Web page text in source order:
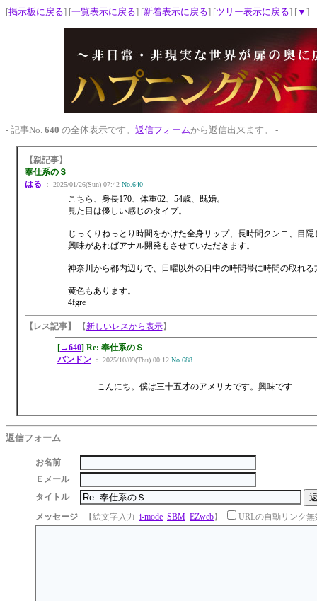
[掲示板に戻る] [一覧表示に戻る] [新着表示に戻る] [ツリー表示に戻る] [▼ ]
- 記事No. 640 の全体表示です。 返信フォームから返信出来ます。 -
【親記事】
奉仕系のＳ
はる ： 2025/01/26(Sun) 07:42 No.640
こちら、身長170、体重62、54歳、既婚。
見た目は優しい感じのタイプ。
じっくりねっとり時間をかけた全身リップ、長時間クンニ、目
興味があればアナル開発もさせていただきます。
神奈川から都内辺りで、日曜以外の日中の時間帯に時間の取れ
黄色もあります。
4fgre
【レス記事】 【新しいレスから表示】
[→640] Re: 奉仕系のＳ
バンドン： 2025/10/09(Thu) 00:12 No.688
こんにち。僕は三十五才のアメリカです。興味です
返信フォーム
お名前
Ｅメール
タイトル
メッセージ
【絵文字入力 i-mode SBM EZweb】 URLの自動リンク無